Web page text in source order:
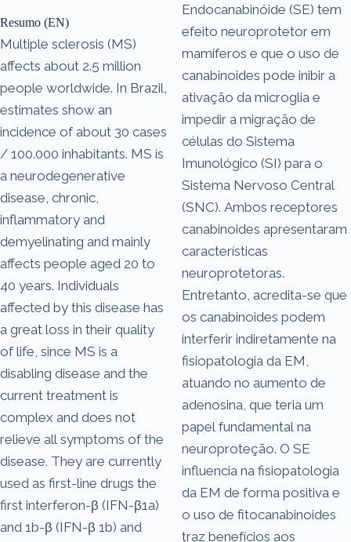
Resumo (EN)
Multiple sclerosis (MS)
affects about 2.5 million
people worldwide. In Brazil,
estimates show an
incidence of about 30 cases
/ 100.000 inhabitants. MS is
a neurodegenerative
disease, chronic,
inflammatory and
demyelinating and mainly
affects people aged 20 to
40 years. Individuals
affected by this disease has
a great loss in their quality
of life, since MS is a
disabling disease and the
current treatment is
complex and does not
relieve all symptoms of the
disease. They are currently
used as first-line drugs the
first interferon-β (IFN-β1a)
and 1b-β (IFN-β 1b) and
Endocanabinóide (SE) tem
efeito neuroprotetor em
mamíferos e que o uso de
canabinoides pode inibir a
ativação da microglia e
impedir a migração de
células do Sistema
Imunológico (SI) para o
Sistema Nervoso Central
(SNC). Ambos receptores
canabinoides apresentaram
características
neuroprotetoras.
Entretanto, acredita-se que
os canabinoides podem
interferir indiretamente na
fisiopatologia da EM,
atuando no aumento de
adenosina, que teria um
papel fundamental na
neuroproteção. O SE
influencia na fisiopatologia
da EM de forma positiva e
o uso de fitocanabinoides
traz benefícios aos